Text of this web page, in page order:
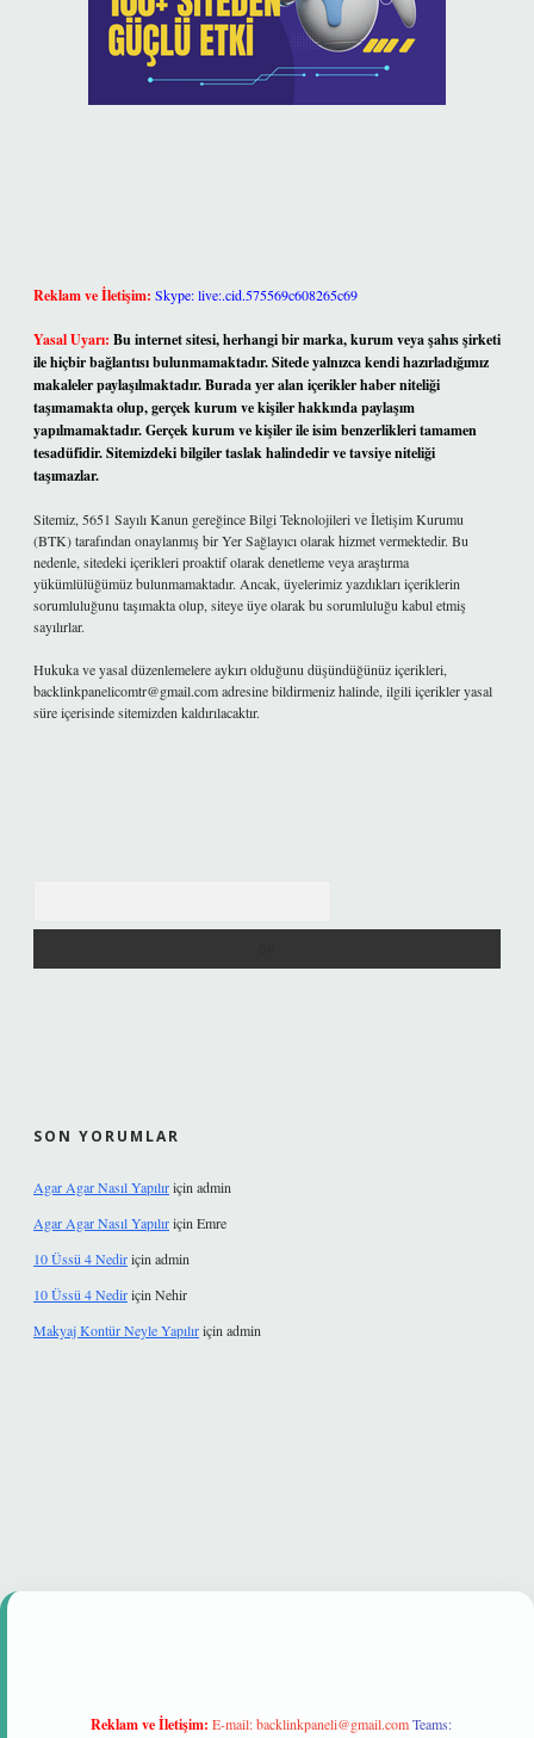
Reklam ve İletişim: Skype: live:.cid.575569c608265c69
Yasal Uyarı: Bu internet sitesi, herhangi bir marka, kurum veya şahıs şirketi
ile hiçbir bağlantısı bulunmamaktadır. Sitede yalnızca kendi hazırladığımız
makaleler paylaşılmaktadır. Burada yer alan içerikler haber niteliği
taşımamakta olup, gerçek kurum ve kişiler hakkında paylaşım
yapılmamaktadır. Gerçek kurum ve kişiler ile isim benzerlikleri tamamen
tesadüfidir. Sitemizdeki bilgiler taslak halindedir ve tavsiye niteliği
taşımazlar.
Sitemiz, 5651 Sayılı Kanun gereğince Bilgi Teknolojileri ve İletişim Kurumu
(BTK) tarafından onaylanmış bir Yer Sağlayıcı olarak hizmet vermektedir. Bu
nedenle, sitedeki içerikleri proaktif olarak denetleme veya araştırma
yükümlülüğümüz bulunmamaktadır. Ancak, üyelerimiz yazdıkları içeriklerin
sorumluluğunu taşımakta olup, siteye üye olarak bu sorumluluğu kabul etmiş
sayılırlar.
Hukuka ve yasal düzenlemelere aykırı olduğunu düşündüğünüz içerikleri,
backlinkpanelicomtr@gmail.comadresine bildirmeniz halinde, ilgili içerikler yasal
süre içerisinde sitemizden kaldırılacaktır.
SON YORUMLAR
Agar Agar Nasıl Yapılıriçin admin
Agar Agar Nasıl Yapılıriçin Emre
10 Üssü 4 Nediriçin admin
10 Üssü 4 Nediriçin Nehir
Makyaj Kontür Neyle Yapılıriçin admin
güvenilir mi
Reklam ve İletişim: E-mail:backlinkpaneli@gmail.com Teams: